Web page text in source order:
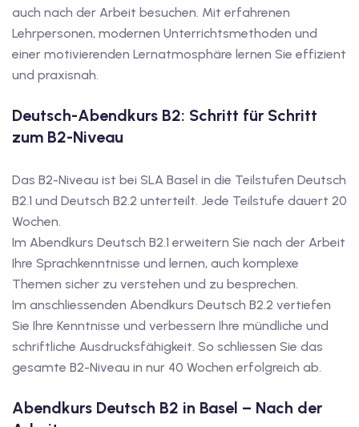
A1
Deutschkurse mit
mit Gutschein
mit Gutschein
auch nach der Arbeit besuchen. Mit erfahrenen
Lehrpersonen, modernen Unterrichtsmethoden und
einer motivierenden Lernatmosphäre lernen Sie effizient
und praxisnah.
Deutsch-Abendkurs B2: Schritt für Schritt
zum B2-Niveau
Das B2-Niveau ist bei SLA Basel in die Teilstufen Deutsch
B2.1 und Deutsch B2.2 unterteilt. Jede Teilstufe dauert 20
Wochen.
Im Abendkurs Deutsch B2.1 erweitern Sie nach der Arbeit
Ihre Sprachkenntnisse und lernen, auch komplexe
Themen sicher zu verstehen und zu besprechen.
Im anschliessenden Abendkurs Deutsch B2.2 vertiefen
Sie Ihre Kenntnisse und verbessern Ihre mündliche und
schriftliche Ausdrucksfähigkeit. So schliessen Sie das
gesamte B2-Niveau in nur 40 Wochen erfolgreich ab.
Abendkurs Deutsch B2 in Basel – Nach der